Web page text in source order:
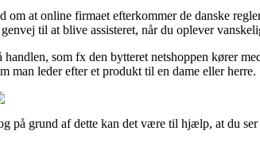
at online firmaet efterkommer de danske
til at blive assisteret, når du oplever
som fx den bytteret netshoppen kører
man leder efter et produkt til en dame eller herre.
grund af dette kan det være til hjælp, at du